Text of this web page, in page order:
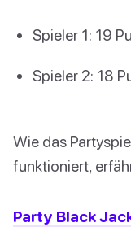
Spieler 1: 19
Spieler 2: 18
Wie das
funktioniert,
Party Black